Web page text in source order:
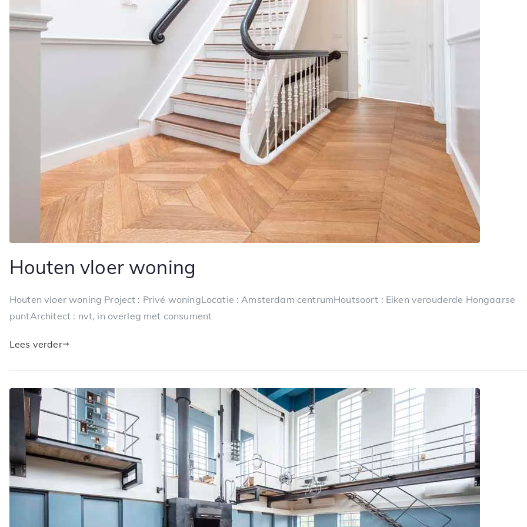
Houten vloer woning
Houten vloer woning Project : Privé woningLocatie : Amsterdam centrumHoutsoort : Eiken verouderde Hongaarse
puntArchitect : nvt, in overleg met consument
Lees verder